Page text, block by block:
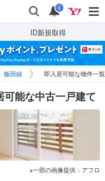
検索 通知
i
ID新規取得
飯田線 即入居可能な物件一覧
能な中古一戸建て
一部の画像提供：アフロ